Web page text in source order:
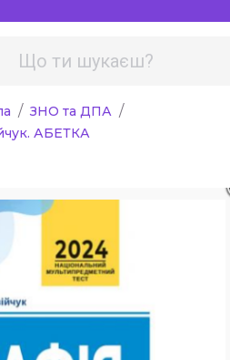
ЗНО та ДПА
АБЕТКА
Екологія